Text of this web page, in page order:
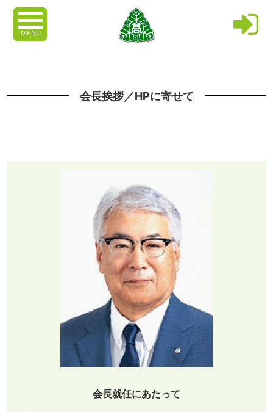
MENU
会長挨拶／HPに寄せて
会長就任にあたって